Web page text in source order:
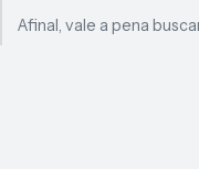
Afinal, vale a pena